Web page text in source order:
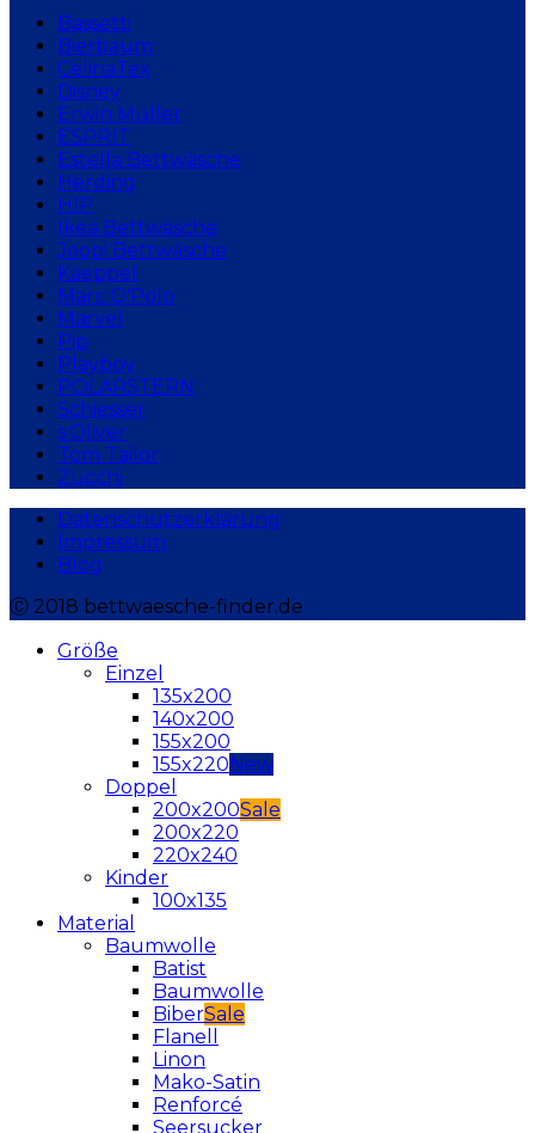
Bassetti
Bierbaum
CelinaTex
Disney
Erwin Müller
ESPRIT
Estella Bettwäsche
Herding
HIP
Ikea Bettwäsche
Joop! Bettwäsche
Kaeppel
Marc O'Polo
Marvel
Pip
Playboy
POLARSTERN
Schiesser
s.Oliver
Tom Tailor
Zucchi
Datenschutzerklärung
Impressum
Blog
Ⓒ 2018 bettwaesche-finder.de
Größe
Einzel
135x200
140x200
155x200
155x220
Doppel
200x200
200x220
220x240
Kinder
100x135
Material
Baumwolle
Batist
Baumwolle
Biber
Flanell
Linon
Mako-Satin
Renforcé
Seersucker